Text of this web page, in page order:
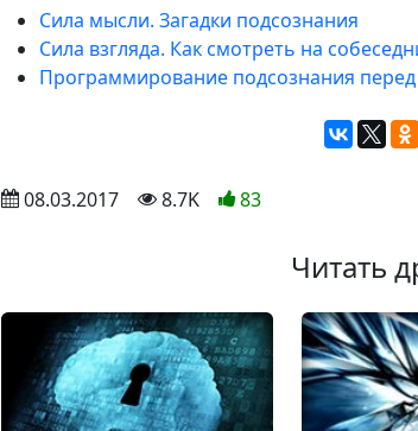
Сила мысли. Загадки подсознания
Сила взгляда. Как смотреть на
Программирование подсознания
08.03.2017 8.7K 83
Читать